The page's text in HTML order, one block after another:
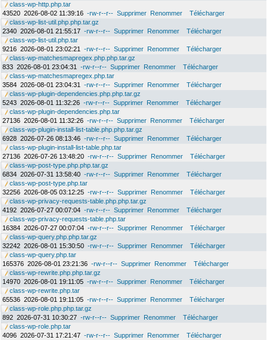
class-wp-http.php.tar
43520 2026-08-02 11:39:16 -rw-r--r-- Supprimer Renommer
Télécharger
class-wp-list-util.php.php.tar.gz
2340 2026-08-01 21:55:17 -rw-r--r-- Supprimer Renommer
Télécharger
class-wp-list-util.php.tar
9216 2026-08-01 23:02:21 -rw-r--r-- Supprimer Renommer
Télécharger
class-wp-matchesmapregex.php.php.tar.gz
833 2026-08-01 23:04:31 -rw-r--r-- Supprimer Renommer
Télécharger
class-wp-matchesmapregex.php.tar
3584 2026-08-01 23:04:31 -rw-r--r-- Supprimer Renommer
Télécharger
class-wp-plugin-dependencies.php.php.tar.gz
5243 2026-08-01 11:32:26 -rw-r--r-- Supprimer Renommer
Télécharger
class-wp-plugin-dependencies.php.tar
27136 2026-08-01 11:32:26 -rw-r--r-- Supprimer Renommer
Télécharger
class-wp-plugin-install-list-table.php.php.tar.gz
6928 2026-07-26 08:13:46 -rw-r--r-- Supprimer Renommer
Télécharger
class-wp-plugin-install-list-table.php.tar
27136 2026-07-26 13:48:20 -rw-r--r-- Supprimer Renommer
Télécharger
class-wp-post-type.php.php.tar.gz
6834 2026-07-31 13:58:40 -rw-r--r-- Supprimer Renommer
Télécharger
class-wp-post-type.php.tar
32256 2026-08-05 03:12:25 -rw-r--r-- Supprimer Renommer
Télécharger
class-wp-privacy-requests-table.php.php.tar.gz
4192 2026-07-27 00:07:04 -rw-r--r-- Supprimer Renommer
Télécharger
class-wp-privacy-requests-table.php.tar
16384 2026-07-27 00:07:04 -rw-r--r-- Supprimer Renommer
Télécharger
class-wp-query.php.php.tar.gz
32242 2026-08-01 15:30:50 -rw-r--r-- Supprimer Renommer
Télécharger
class-wp-query.php.tar
165376 2026-08-01 23:21:36 -rw-r--r-- Supprimer Renommer
Télécharger
class-wp-rewrite.php.php.tar.gz
14970 2026-08-01 19:11:05 -rw-r--r-- Supprimer Renommer
Télécharger
class-wp-rewrite.php.tar
65536 2026-08-01 19:11:05 -rw-r--r-- Supprimer Renommer
Télécharger
class-wp-role.php.php.tar.gz
892 2026-07-31 10:30:27 -rw-r--r-- Supprimer Renommer
Télécharger
class-wp-role.php.tar
4096 2026-07-31 17:21:47 -rw-r--r-- Supprimer Renommer Télécharger